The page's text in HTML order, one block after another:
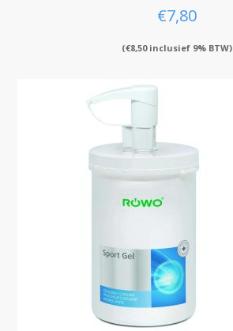
€7,80
(€8,50inclusief 9% BTW)